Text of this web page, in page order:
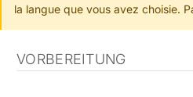
la langue que vous avez choisie.
VORBEREITUNG